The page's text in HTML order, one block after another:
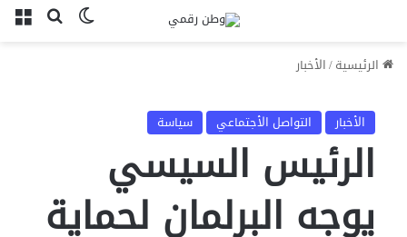
بحث عنالوضع
الرئيسية/الأخبار
الأخبار التواصل الأجتماعي سياسة
الرئيس السيسي
يوجه البرلمان لحماية